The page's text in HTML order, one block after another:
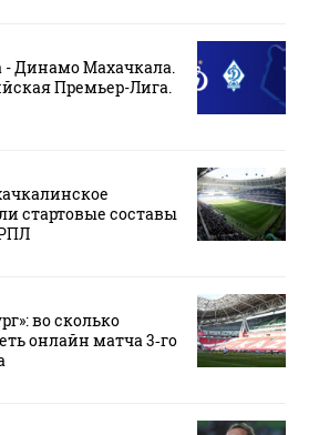
Динамо Махачкала.
Премьер-Лига.
стартовые составы
во сколько
онлайн матча 3‑го